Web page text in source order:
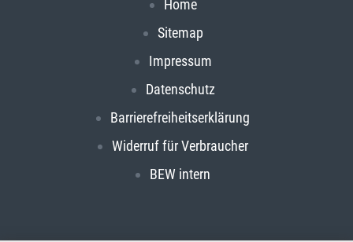
Home
Sitemap
Impressum
Datenschutz
Barrierefreiheitserklärung
Widerruf für Verbraucher
BEW intern